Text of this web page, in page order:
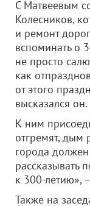
С Матвеевым
Колесников,
и ремонт
вспоминать о
не просто
как
от этого
высказался он.
К ним
отгремят, дым
города должен
рассказывать
к 300-летию»,
Также на